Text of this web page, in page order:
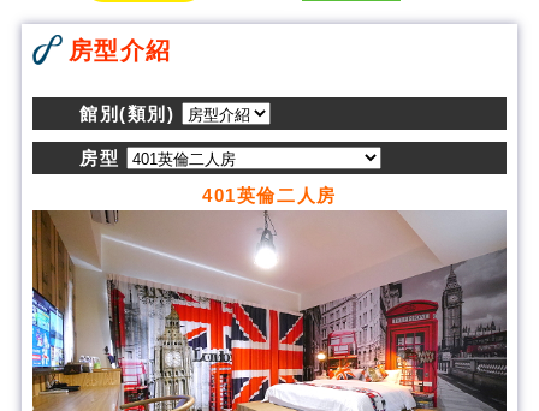
房型介紹
館別(類別)
房型
401英倫二人房